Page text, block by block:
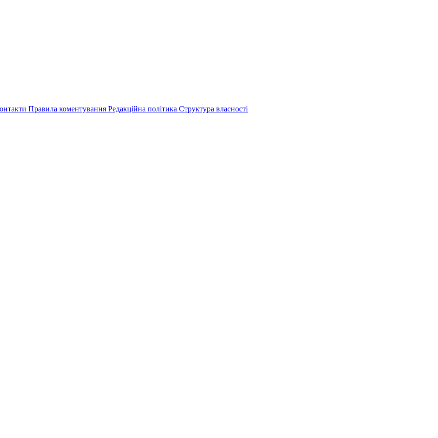
Правила коментування Редакційна політика Структура власності